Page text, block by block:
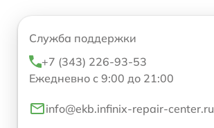
Служба поддержки
+7 (343) 226-93-53
Ежедневно с 9:00 до 21:00
info@ekb.infinix-repair-center.ru